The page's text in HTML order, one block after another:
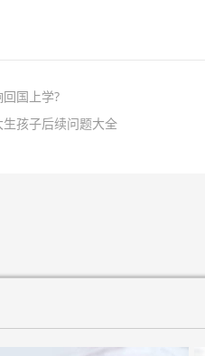
国上学?
孩子后续问题大全